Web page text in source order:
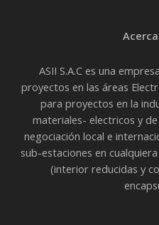
ASII S.A.C es una
proyectos en las áreas
para proyectos en la
materiales- electricos y
negociación local e
sub-estaciones en
(interior reducidas y